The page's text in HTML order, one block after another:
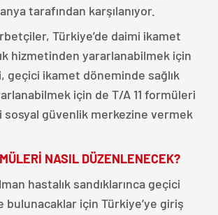
tarafından karşılanıyor.
Türkiye’de daimi ikamet
hizmetinden yararlanabilmek için
geçici ikamet döneminde sağlık
için de T/A 11 formüleri
sosyal güvenlik merkezine vermek
NASIL DÜZENLENECEK?
hastalık sandıklarınca geçici
bulunacaklar için Türkiye’ye giriş